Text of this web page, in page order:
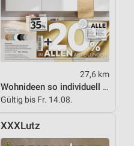
27,6 km
Wohnideen so individuell wie du!
Gültig bis Fr. 14.08.
XXXLutz